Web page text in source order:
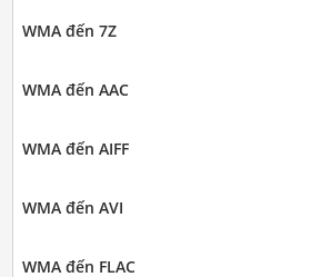
WMA đến 7Z
WMA đến AAC
WMA đến AIFF
WMA đến AVI
WMA đến FLAC